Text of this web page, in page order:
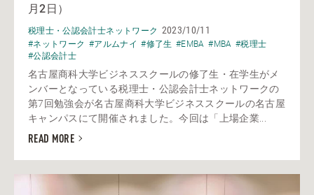
月2日）
税理士・公認会計士ネットワーク 2023/10/11
#ネットワーク #アルムナイ #修了生 #EMBA #MBA #税理士
#公認会計士
名古屋商科大学ビジネススクールの修了生・在学生がメ
ンバーとなっている税理士・公認会計士ネットワークの
第7回勉強会が名古屋商科大学ビジネススクールの名古屋
キャンパスにて開催されました。今回は「上場企業...
READ MORE